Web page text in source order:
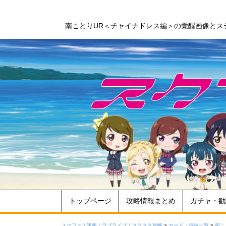
南ことりUR＜チャイナドレス編＞の覚醒画像と
トップページ 攻略情報まとめ ガチャ・